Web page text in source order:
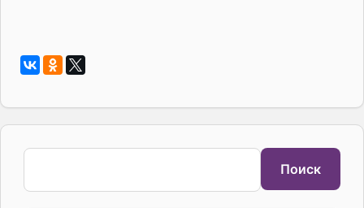
Поиск
Поиск